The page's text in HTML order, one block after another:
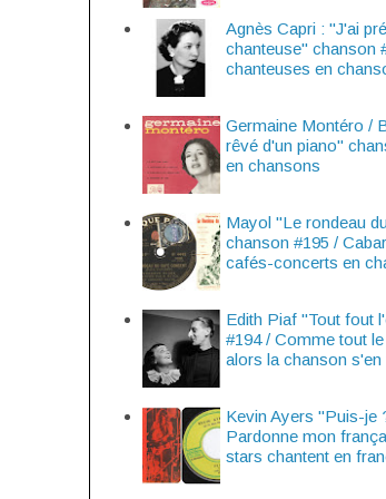
Agnès Capri : "J'ai
chanteuse" chanson
chanteuses en
Germaine Montéro /
rêvé d'un piano"
en chansons
Mayol "Le rondeau
chanson #195 /
cafés-concerts en
Edith Piaf "Tout fout
#194 / Comme tout
alors la chanson s'en
Kevin Ayers "Puis-je
Pardonne mon
stars chantent en